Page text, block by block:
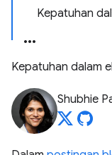
Kepatuhan
Kepatuhan dalam
Shubhie